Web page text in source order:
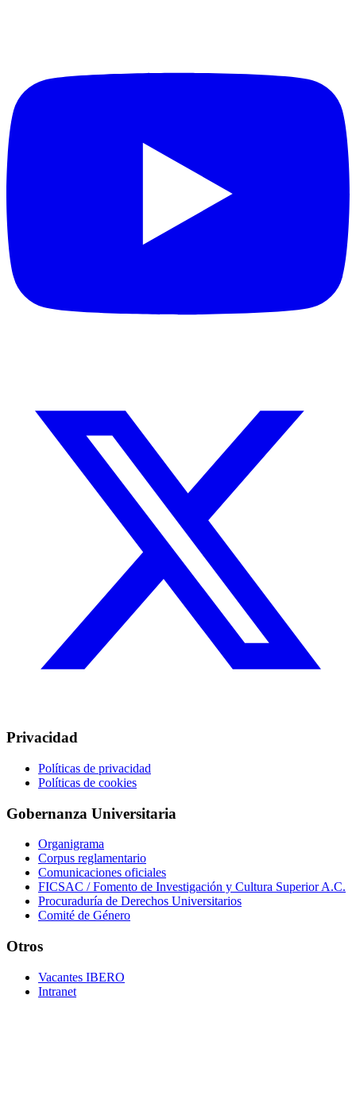
Privacidad
Políticas de privacidad
Políticas de cookies
Gobernanza Universitaria
Organigrama
Corpus reglamentario
Comunicaciones oficiales
FICSAC / Fomento de Investigación y Cultura Superior A.C.
Procuraduría de Derechos Universitarios
Comité de Género
Otros
Vacantes IBERO
Intranet